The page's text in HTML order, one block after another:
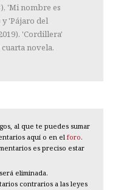
'Mi nombre es
y 'Pájaro del
'Cordillera'
cuarta novela.
al que te puedes sumar
aquí o en el foro.
es preciso estar
eliminada.
contrarios a las leyes